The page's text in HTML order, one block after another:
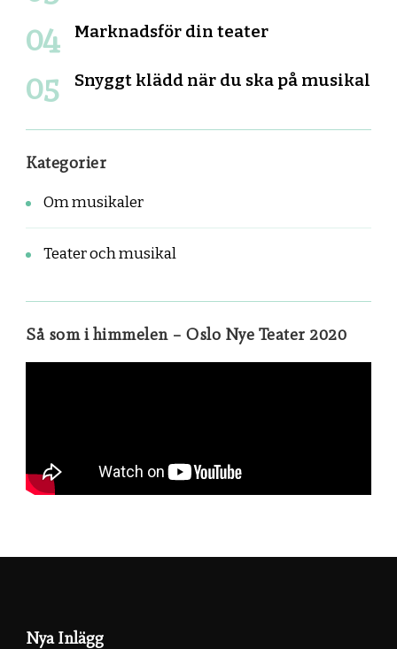
Marknadsför din teater
Snyggt klädd när du ska på musikal
Kategorier
Om musikaler
Teater och musikal
Så som i himmelen – Oslo Nye Teater 2020
Nya Inlägg